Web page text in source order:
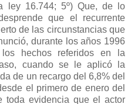
ley 16.744; 5º) Que, de lo
que el recurrente
de las circunstancias que
durante los años 1996
hechos referidos en la
cuando se le aplicó la
de un recargo del 6,8% del
el primero de enero del
toda evidencia que el actor